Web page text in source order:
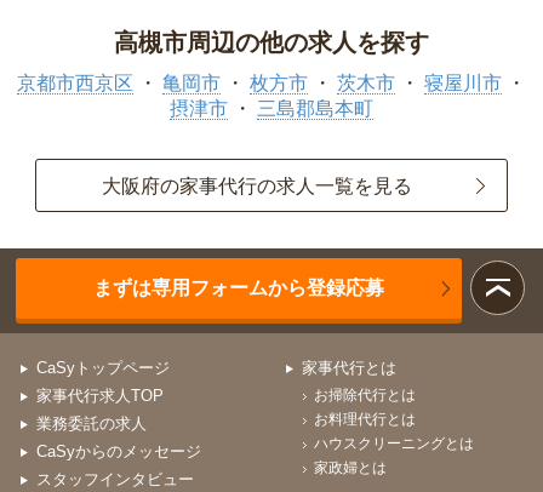
高槻市周辺の他の求人を探す
京都市西京区 亀岡市 枚方市 茨木市
寝屋川市
摂津市
三島郡島本町
大阪府の家事代行の求人一覧を見る
まずは専用フォームから登録応募
CaSyトップページ
家事代行求人TOP
業務委託の求人
CaSyからのメッセージ
スタッフインタビュー
家事代行とは
お掃除代行とは
お料理代行とは
ハウスクリーニングとは
家政婦とは